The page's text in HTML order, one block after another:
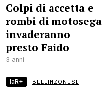
Colpi di accetta e
rombi di motosega
invaderanno
presto Faido
3 anni
laR+ BELLINZONESE